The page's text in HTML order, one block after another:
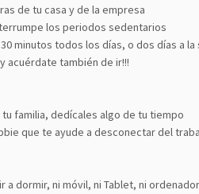
de tu casa y de la empresa
los periodos sedentarios
minutos todos los días, o dos días a
acuérdate también de ir!!!
tu familia, dedícales algo de tu tiempo
que te ayude a desconectar del
a dormir, ni móvil, ni Tablet, ni